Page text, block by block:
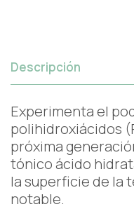
Descripción
Experimenta el
polihidroxiácidos
próxima
tónico ácido
la superficie de la
notable.